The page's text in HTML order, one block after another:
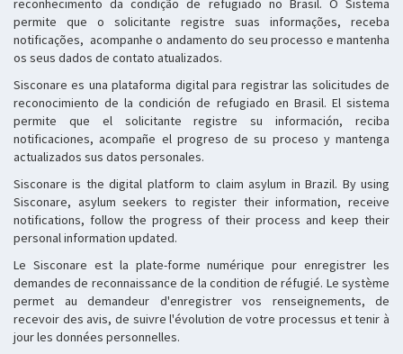
reconhecimento da condição de refugiado no Brasil. O Sistema
permite que o solicitante registre suas informações, receba
notificações, acompanhe o andamento do seu processo e mantenha
os seus dados de contato atualizados.
Sisconare es una plataforma digital para registrar las solicitudes de
reconocimiento de la condición de refugiado en Brasil. El sistema
permite que el solicitante registre su información, reciba
notificaciones, acompañe el progreso de su proceso y mantenga
actualizados sus datos personales.
Sisconare is the digital platform to claim asylum in Brazil. By using
Sisconare, asylum seekers to register their information, receive
notifications, follow the progress of their process and keep their
personal information updated.
Le Sisconare est la plate-forme numérique pour enregistrer les
demandes de reconnaissance de la condition de réfugié. Le système
permet au demandeur d'enregistrer vos renseignements, de
recevoir des avis, de suivre l'évolution de votre processus et tenir à
jour les données personnelles.